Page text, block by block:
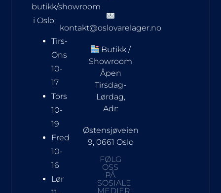
butikk/showroom
i Oslo:
Tirs-
Ons
10-
17
Tors
10-
19
Fred
10-
16
Lør
kontakt@oslovarelager.no
Butikk /
Showroom
Åpen
Tirsdag-
Lørdag,
Adr:
Østensjøveien
9, 0661 Oslo
FØLG
OSS
PÅ
SOSIALE
MEDIER: